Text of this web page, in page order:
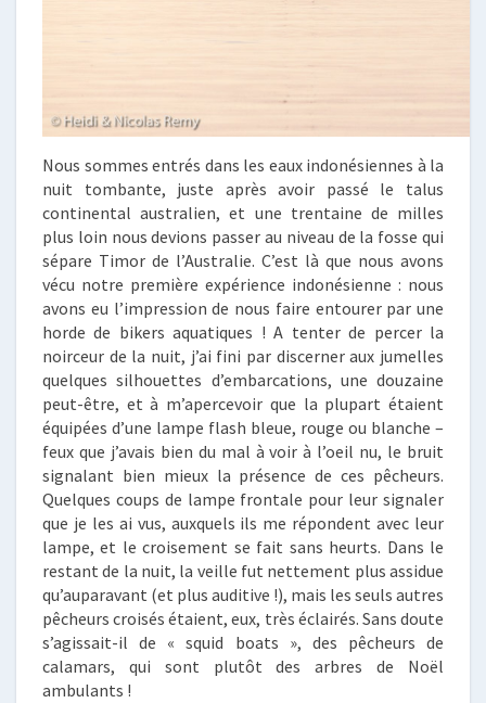
Nous sommes entrés dans les eaux indonésiennes à la
nuit tombante, juste après avoir passé le talus
continental australien, et une trentaine de milles
plus loin nous devions passer au niveau de la fosse qui
sépare Timor de l’Australie. C’est là que nous avons
vécu notre première expérience indonésienne : nous
avons eu l’impression de nous faire entourer par une
horde de bikers aquatiques ! A tenter de percer la
noirceur de la nuit, j’ai fini par discerner aux jumelles
quelques silhouettes d’embarcations, une douzaine
peut-être, et à m’apercevoir que la plupart étaient
équipées d’une lampe flash bleue, rouge ou blanche –
feux que j’avais bien du mal à voir à l’oeil nu, le bruit
signalant bien mieux la présence de ces pêcheurs.
Quelques coups de lampe frontale pour leur signaler
que je les ai vus, auxquels ils me répondent avec leur
lampe, et le croisement se fait sans heurts. Dans le
restant de la nuit, la veille fut nettement plus assidue
qu’auparavant (et plus auditive !), mais les seuls autres
pêcheurs croisés étaient, eux, très éclairés. Sans doute
s’agissait-il de « squid boats », des pêcheurs de
calamars, qui sont plutôt des arbres de Noël
ambulants !